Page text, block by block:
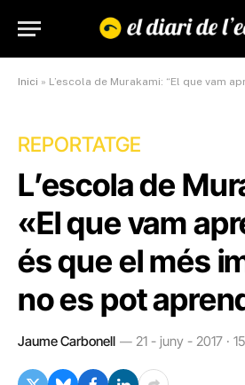
Inici » L’escola de Murakami: “El que vam aprendre-hi és que el
REPORTATGE
L’escola de
«El que vam
és que el més
no es pot
Jaume Carbonell 21 - juny - 2017 ·